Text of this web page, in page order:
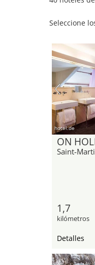
Seleccione
hotel.de
ON
Saint-
1,7
kilómetros
Detalles